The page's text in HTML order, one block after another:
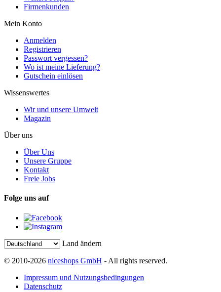
Firmenkunden
Mein Konto
Anmelden
Registrieren
Passwort vergessen?
Wo ist meine Lieferung?
Gutschein einlösen
Wissenswertes
Wir und unsere Umwelt
Magazin
Über uns
Über Uns
Unsere Gruppe
Kontakt
Freie Jobs
Folge uns auf
Land ändern
© 2010-2026 niceshops GmbH - All rights reserved.
Impressum und Nutzungsbedingungen
Datenschutz